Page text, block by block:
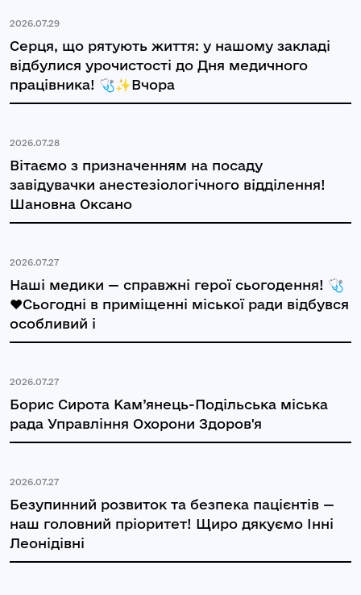
2026.07.29
Серця, що рятують життя: у нашому закладі
відбулися урочистості до Дня медичного
працівника! 🩺✨Вчора
2026.07.28
Вітаємо з призначенням на посаду
завідувачки анестезіологічного відділення!
Шановна Оксано
2026.07.27
Наші медики — справжні герої сьогодення! 🩺
❤️Сьогодні в приміщенні міської ради відбувся
особливий і
2026.07.27
Борис Сирота Кам’янець-Подільська міська
рада Управління Охорони Здоров'я
2026.07.27
Безупинний розвиток та безпека пацієнтів —
наш головний пріоритет! Щиро дякуємо Інні
Леонідівні